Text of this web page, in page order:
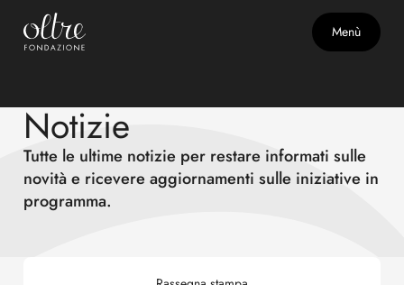
Menù
Notizie
Tutte le ultime notizie per restare informati sulle
novità e ricevere aggiornamenti sulle iniziative in
programma.